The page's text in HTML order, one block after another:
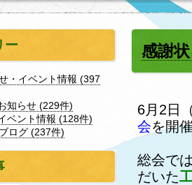
感謝
6月2日
会を開
総会で
だいた
ー
・イベント情報 (397
知らせ (229件)
ベント情報 (128件)
ログ (237件)